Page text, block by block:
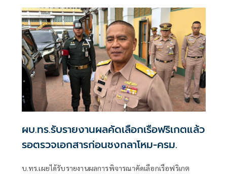
ผบ.ทร.รับรายงานผลคัดเลือกเรือฟริเกตแล้ว
รอตรวจเอกสารก่อนชงกลาโหม-ครม.
บ.ทร.เผยได้รับรายงานผลการพิจารณาคัดเลือกเรือฟริเกต